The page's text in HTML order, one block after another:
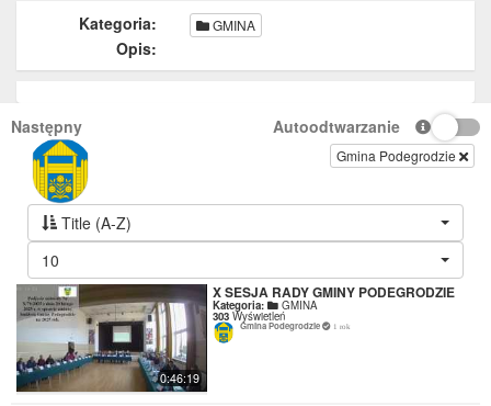
Kategoria: GMINA
Opis:
Następny Autoodtwarzanie
Gmina Podegrodzie
Title (A-Z)
10
0:46:19
X SESJA RADY GMINY PODEGRODZIE
Kategoria: GMINA
303 Wyświetleń
Gmina Podegrodzie 1 rok